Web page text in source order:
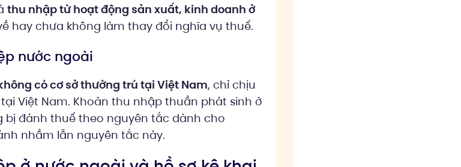
thu nhập từ hoạt động sản xuất, kinh doanh ở
hay chưa không làm thay đổi nghĩa vụ thuế.
nước ngoài
có cơ sở thường trú tại Việt Nam, chỉ chịu
Việt Nam. Khoản thu nhập thuần phát sinh ở
bị đánh thuế theo nguyên tắc dành cho
nhầm lẫn nguyên tắc này.